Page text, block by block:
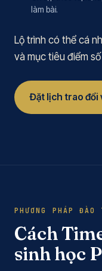
làm bài.
Lộ trình có thể cá
và mục tiêu điểm
Đặt lịch trao đổi
PHƯƠNG PHÁP ĐÀO
Cách
sinh học